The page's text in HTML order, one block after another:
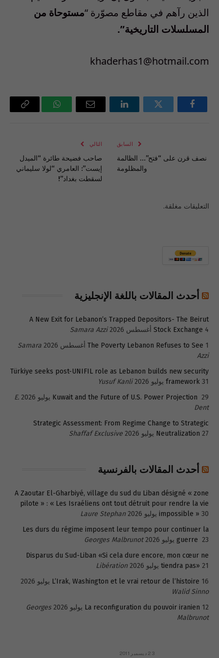
الذين رآهم في مقاطع مصوّرة “مستوحاة من
المسلسلات التاريخية”.
khaderhas1@hotmail.com
فيسبوك تويتر لينكدإن
البريد
واتساب Copy
السابق
نصف قرن على “فتح”… الظالمة
والمظلومة
التالي
صاحب فضيحة طائرة “الميدل
إيست”: العامري “لولا سليماني
لسقطت بغداد”!
التعليقات مغلقة.
أحدث المقالات باللغة الإنجليزية
A New Exit for Lebanon’s Trapped Depositors- The Beirut
Stock Exchange 4 أغسطس 2026
Samara Azzi
The Poverty Lebanon Refuses to See 1 أغسطس 2026
Samara
Azzi
Türkiye seeks post-UNIFIL role as Lebanon builds new security
framework 31 يوليو 2026
Yusuf Kanli
Kuwait and the Future of U.S. Power Projection 29 يوليو 2026
E.
Dent
Strategic Assessment: From Regime Change to Strategic
Neutralization 27 يوليو 2026 Shaffaf Exclusive
أحدث المقالات بالفرنسية
A Zaoutar El-Gharbiyé, village du sud du Liban désigné « zone
pilote » : « Les Israéliens ont tout détruit pour rendre la vie
impossible » 30 يوليو 2026
Laure Stephan
Les durs du régime imposent leur tempo pour continuer la
guerre 23 يوليو 2026
Georges Malbrunot
Disparus du Sud-Liban «Si cela dure encore, mon cœur ne
tiendra pas» 21 يوليو 2026
Libération
L’Irak, Washington et le vrai retour de l’histoire 16 يوليو 2026
Walid Sinno
La reconfiguration du pouvoir iranien 12 يوليو 2026
Georges
Malbrunot
23 ديسمبر 2011